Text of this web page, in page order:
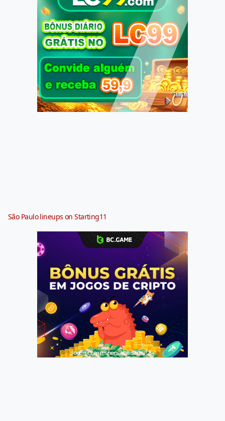
São Paulo lineups on Starting11
Jogue com responsabilidade. 18+